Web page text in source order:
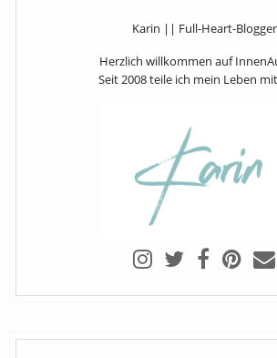
Karin || Full-Heart-Blogger
Herzlich willkommen auf
Seit 2008 teile ich mein Leben